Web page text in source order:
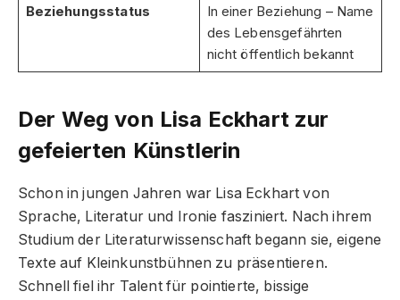
Beziehungsstatus
In einer Beziehung – Name
des Lebensgefährten
nicht öffentlich bekannt
Der Weg von Lisa Eckhart zur
gefeierten Künstlerin
Schon in jungen Jahren war Lisa Eckhart von
Sprache, Literatur und Ironie fasziniert. Nach ihrem
Studium der Literaturwissenschaft begann sie, eigene
Texte auf Kleinkunstbühnen zu präsentieren.
Schnell fiel ihr Talent für pointierte, bissige